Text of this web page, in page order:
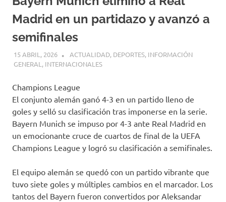
Madrid en un partidazo y avanzó a
semifinales
15 ABRIL, 2026 H P
ACTUALIDAD, DEPORTES, INFORMACIÓN
GENERAL, INTERNACIONALES
Champions League
El conjunto alemán ganó 4-3 en un partido lleno de
goles y selló su clasificación tras imponerse en la serie.
Bayern Munich se impuso por 4-3 ante Real Madrid en
un emocionante cruce de cuartos de final de la UEFA
Champions League y logró su clasificación a semifinales.
El equipo alemán se quedó con un partido vibrante que
tuvo siete goles y múltiples cambios en el marcador. Los
tantos del Bayern fueron convertidos por Aleksandar